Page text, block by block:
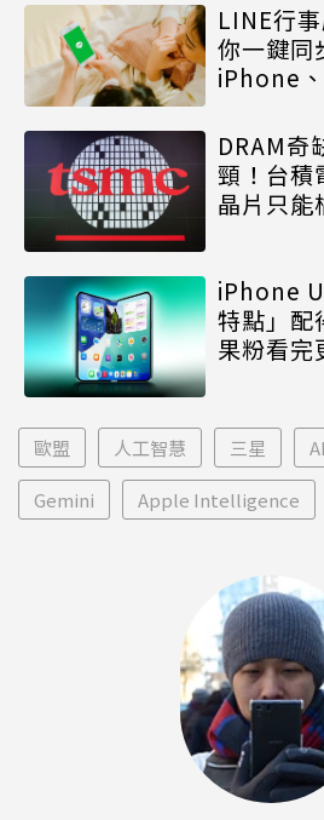
LINE行
你一鍵同
iPhone
DRAM
頸！台積
晶片只能
iPhone
特點」配
果粉看完
歐盟 人工智慧 三星 AI
Gemini Apple Intelligence